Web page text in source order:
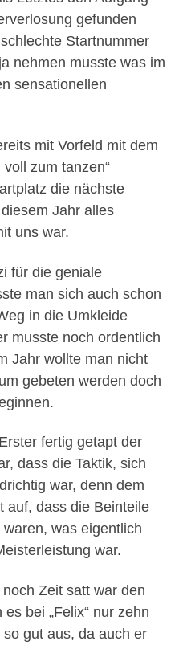
gefunden
Startnummer
nehmen musste was im
sensationellen
mit Vorfeld mit dem
zum tanzen“
die nächste
Jahr alles
uns war.
für die geniale
man sich auch schon
in die Umkleide
musste noch ordentlich
Jahr wollte man nicht
gebeten werden doch
fertig getapt der
dass die Taktik, sich
war, denn dem
auf, dass die Beinteile
was eigentlich
war.
Zeit satt war den
bei „Felix“ nur zehn
gut aus, da auch er